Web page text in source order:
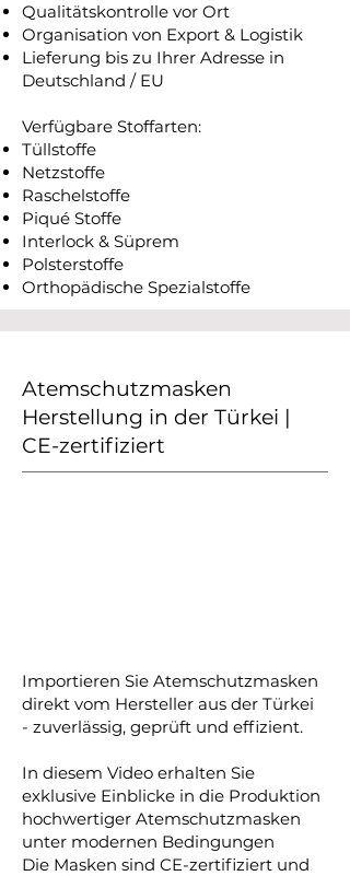
Qualitätskontrolle vor Ort
Organisation von Export & Logistik
Lieferung bis zu Ihrer Adresse in
Deutschland / EU
Verfügbare Stoffarten:
Tüllstoffe
Netzstoffe
Raschelstoffe
Piqué Stoffe
Interlock & Süprem
Polsterstoffe
Orthopädische Spezialstoffe
Atemschutzmasken
Herstellung in der Türkei |
CE-zertifiziert
Importieren Sie Atemschutzmasken
direkt vom Hersteller aus der Türkei
- zuverlässig, geprüft und effizient.
In diesem Video erhalten Sie
exklusive Einblicke in die Produktion
hochwertiger Atemschutzmasken
unter modernen Bedingungen
Die Masken sind CE-zertifiziert und